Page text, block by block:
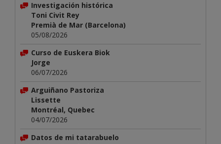
Investigación histórica
Toni Civit Rey
Premià de Mar (Barcelona)
05/08/2026
Curso de Euskera Biok
Jorge
06/07/2026
Arguiñano Pastoriza
Lissette
Montréal, Quebec
04/07/2026
Datos de mi tatarabuelo